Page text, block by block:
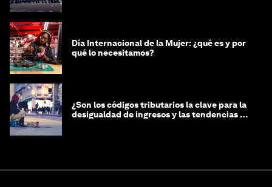
Día Internacional de la Mujer: ¿qué es y por
qué lo necesitamos?
¿Son los códigos tributarios la clave para la
desigualdad de ingresos y las tendencias de